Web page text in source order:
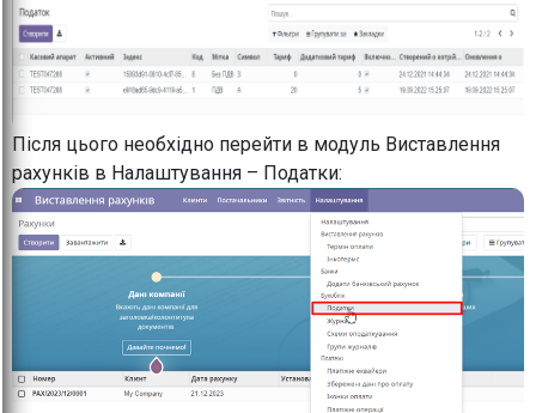
Після цього необхідно перейти в модуль Виставлення
рахунків в Налаштування – Податки: